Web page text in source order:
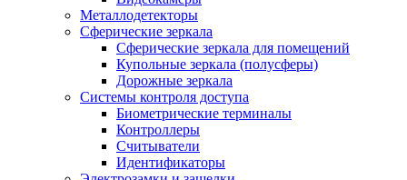
Металлодетекторы
Сферические зеркала
Сферические зеркала для помещений
Купольные зеркала (полусферы)
Дорожные зеркала
Системы контроля доступа
Биометрические терминалы
Контроллеры
Считыватели
Идентификаторы